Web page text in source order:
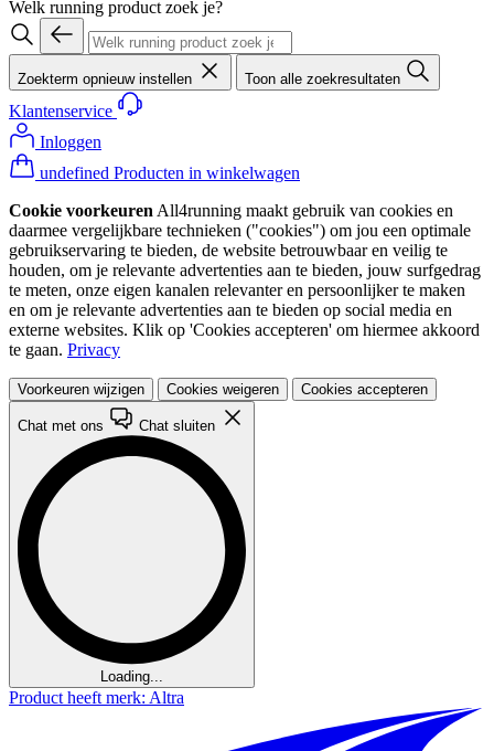
Welk running product zoek je?
Zoekterm opnieuw instellen Toon alle zoekresultaten
Klantenservice
Inloggen
undefined Producten in winkelwagen
Cookie voorkeuren All4running maakt gebruik van cookies en
daarmee vergelijkbare technieken ("cookies") om jou een optimale
gebruikservaring te bieden, de website betrouwbaar en veilig te
houden, om je relevante advertenties aan te bieden, jouw surfgedrag
te meten, onze eigen kanalen relevanter en persoonlijker te maken
en om je relevante advertenties aan te bieden op social media en
externe websites. Klik op 'Cookies accepteren' om hiermee akkoord
te gaan. Privacy
Voorkeuren wijzigen Cookies weigeren Cookies accepteren
Chat met ons Chat sluiten
Loading...
Product heeft merk: Altra